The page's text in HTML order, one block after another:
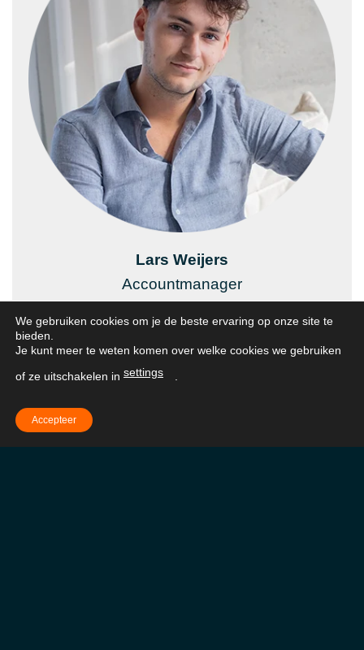
Lars Weijers
Accountmanager
Vrijblijvend advies?
Neem contact op met Lars voor een
7790of klik op de knop hieronder om direct
een afspraak in te plannen.
We gebruiken cookies om je de beste ervaring op onze site te
bieden.
Je kunt meer te weten komen over welke cookies we gebruiken
of ze uitschakelen in settings .
Accepteer